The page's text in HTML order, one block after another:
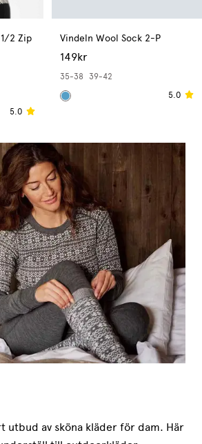
2 Zip
5.0
Vindeln Wool Sock 2-P
149kr
35-38
39-42
5.0
utbud av sköna kläder för dam. Här